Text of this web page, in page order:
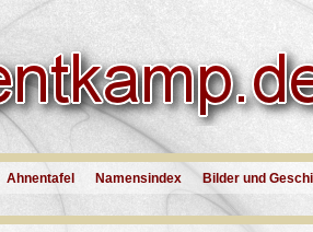
Ahnentafel Namensindex Bilder und